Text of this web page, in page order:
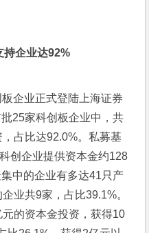
持企业达92%
25家科创板企业中，共
占比达92.0%。私募基
创企业提供资本金约128
中的企业有多达41只产
业共9家，占比39.1%。
的资本金投资，获得10